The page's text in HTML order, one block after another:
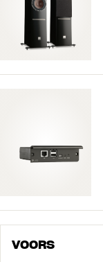
VOORS